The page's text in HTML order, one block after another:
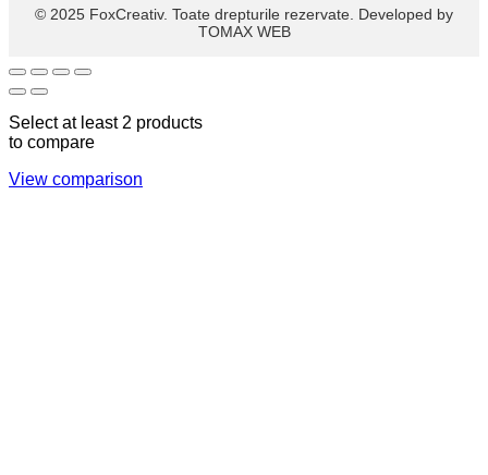
© 2025 FoxCreativ. Toate drepturile rezervate. Developed by
TOMAX WEB
Select at least 2 products
to compare
View comparison